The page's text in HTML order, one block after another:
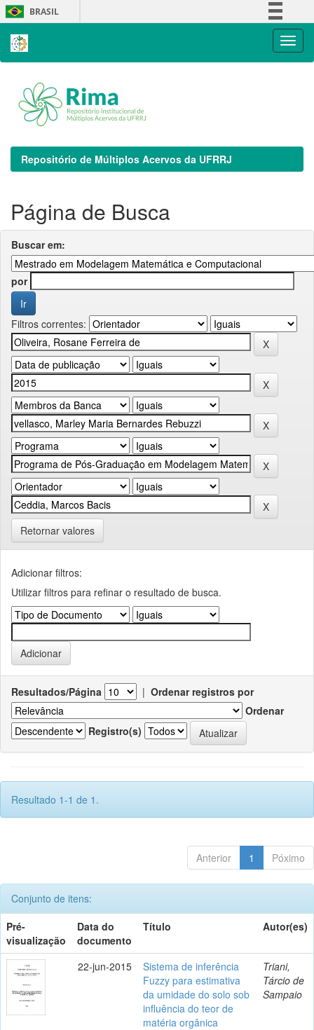
Skip
navigation
BRASIL
Repositório de Múltiplos Acervos da UFRRJ
Página de Busca
Buscar em:
por
Filtros correntes:
Retornar valores
Adicionar filtros:
Utilizar filtros para refinar o resultado de busca.
Resultados/Página | Ordenar registros por
Ordenar
Registro(s)
Resultado 1-1 de 1.
Anterior 1 Póximo
Conjunto de itens:
Pré-
visualização
Data do
documento
Título Autor(es)
22-jun-2015
Sistema de inferência
Fuzzy para estimativa
da umidade do solo sob
influência do teor de
matéria orgânica
Triani,
Tárcio de
Sampaio